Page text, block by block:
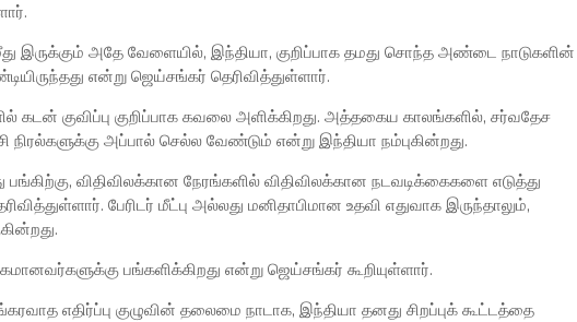
இருக்கும் அதே வேளையில், இந்தியா, குறிப்பாக தமது சொந்த அண்டை நாடுகளின்
என்று ஜெய்சங்கர் தெரிவித்துள்ளார்.
குவிப்பு குறிப்பாக கவலை அளிக்கிறது. அத்தகைய காலங்களில், சர்வதேச
நிரல்களுக்கு அப்பால் செல்ல வேண்டும் என்று இந்தியா நம்புகின்றது.
விதிவிலக்கான நேரங்களில் விதிவிலக்கான நடவடிக்கைகளை எடுத்து
பேரிடர் மீட்பு அல்லது மனிதாபிமான உதவி எதுவாக இருந்தாலும்,
பங்களிக்கிறது என்று ஜெய்சங்கர் கூறியுள்ளார்.
எதிர்ப்பு குழுவின் தலைமை நாடாக, இந்தியா தனது சிறப்புக் கூட்டத்தை